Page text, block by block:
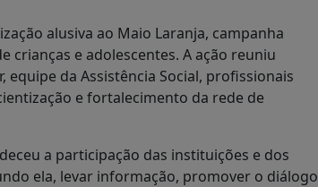
alusiva ao Maio Laranja, campanha
crianças e adolescentes. A ação reuniu
equipe da Assistência Social, profissionais
e fortalecimento da rede de
a participação das instituições e dos
ela, levar informação, promover o diálogo